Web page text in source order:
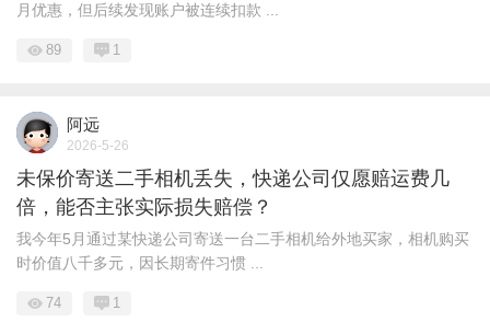
月优惠，但后续发现账户被连续扣款 ...
89 1
阿远
2026-5-26
未保价寄送二手相机丢失，快递公司仅愿赔运费几
倍，能否主张实际损失赔偿？
我今年5月通过某快递公司寄送一台二手相机给外地买家，相机购买
时价值八千多元，因长期寄件习惯 ...
74 1